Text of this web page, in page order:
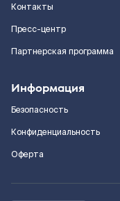
Контакты
Пресс-центр
Партнерская программа
Информация
Безопасность
Конфиденциальность
Оферта